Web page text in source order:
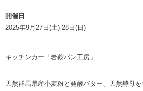
開催日
2025年9月27日(土)-28日(日)
キッチンカー「岩鞍パン工房」
天然群馬県産小麦粉と発酵バター、天然酵母